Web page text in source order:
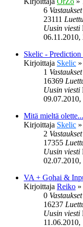
6 Vastaukset
23111
Uusin viesti
06.11.2010,
Skelic -
Kirjoittaja Skelic »
1 Vastaukset
16369
Uusin viesti
09.07.2010,
Mitä mieltä olette...
Kirjoittaja Skelic »
2 Vastaukset
17355
Uusin viesti
02.07.2010,
VA + Gohai &
Kirjoittaja Reiko »
0 Vastaukset
16237
Uusin viesti
11.06.2010,